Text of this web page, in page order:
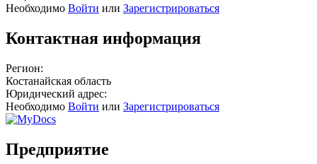
Необходимо Войти или Зарегистрироваться
Контактная информация
Регион:
Костанайская область
Юридический адрес:
Необходимо Войти или Зарегистрироваться
Предприятие